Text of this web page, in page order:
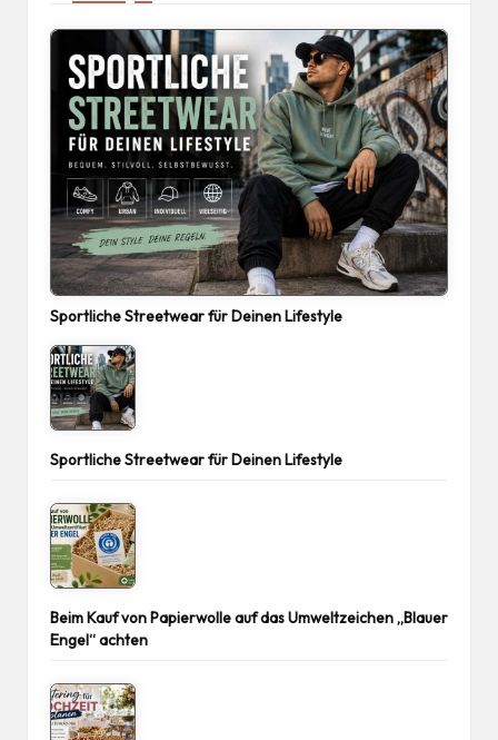
Sportliche Streetwear für Deinen Lifestyle
Sportliche Streetwear für Deinen Lifestyle
Beim Kauf von Papierwolle auf das Umweltzeichen „Blauer
Engel“ achten